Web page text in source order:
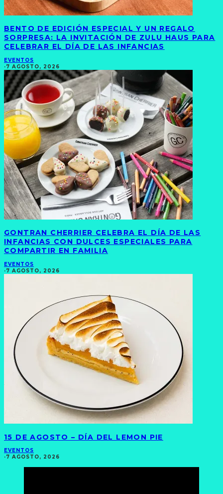
BENTO DE EDICIÓN ESPECIAL Y UN REGALO
SORPRESA: LA INVITACIÓN DE ZULU HAUS PARA
CELEBRAR EL DÍA DE LAS INFANCIAS
EVENTOS
·7 AGOSTO, 2026
GONTRAN CHERRIER CELEBRA EL DÍA DE LAS
INFANCIAS CON DULCES ESPECIALES PARA
COMPARTIR EN FAMILIA
EVENTOS
·7 AGOSTO, 2026
15 DE AGOSTO – DÍA DEL LEMON PIE
EVENTOS
·7 AGOSTO, 2026